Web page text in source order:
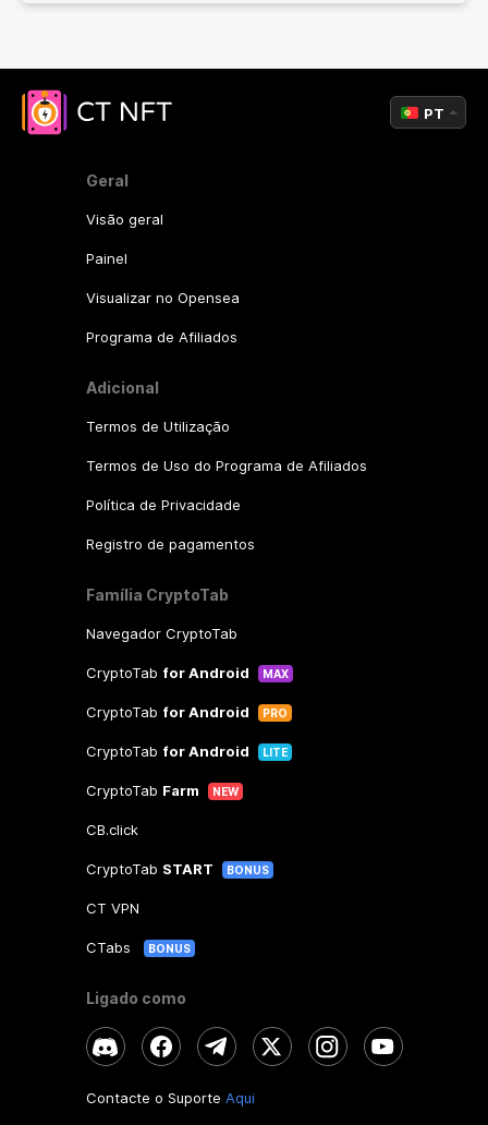
Geral
Visão geral
Painel
Visualizar no Opensea
Programa de Afiliados
Adicional
Termos de Utilização
Termos de Uso do Programa de Afiliados
Política de Privacidade
Registro de pagamentos
Família CryptoTab
Navegador CryptoTab
CryptoTab for Android MAX
CryptoTab for Android PRO
CryptoTab for Android LITE
CryptoTab Farm NEW
CB.click
CryptoTab START BONUS
CT VPN
CTabs BONUS
Ligado como
Contacte o Suporte Aqui
PT